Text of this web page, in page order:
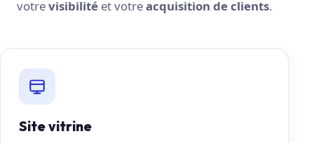
votrevisibilitéet votreacquisition de clients.
Site vitrine